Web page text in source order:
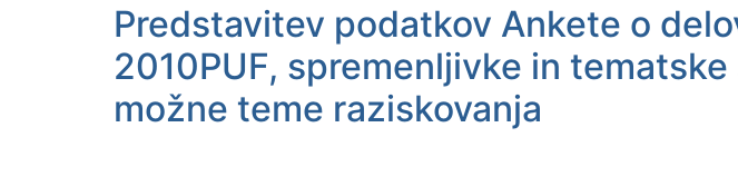
Predstavitev podatkov Ankete o
2010PUF, spremenljivke in
možne teme raziskovanja